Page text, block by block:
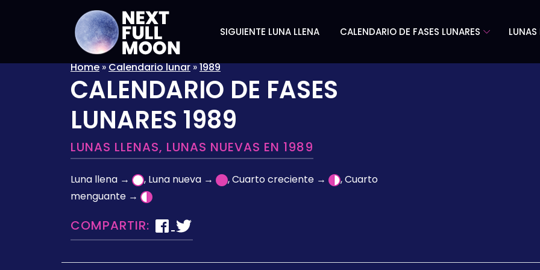
SIGUIENTE LUNA LLENA CALENDARIO DE FASES LUNARES LUNAS
Home»Calendario lunar»1989
CALENDARIO DE FASES
LUNARES 1989
LUNAS LLENAS, LUNAS NUEVAS EN 1989
Luna llena → , Luna nueva → , Cuarto creciente →
, Cuarto
menguante →
COMPARTIR: